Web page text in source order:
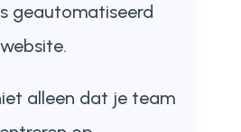
geautomatiseerd
alleen dat je team